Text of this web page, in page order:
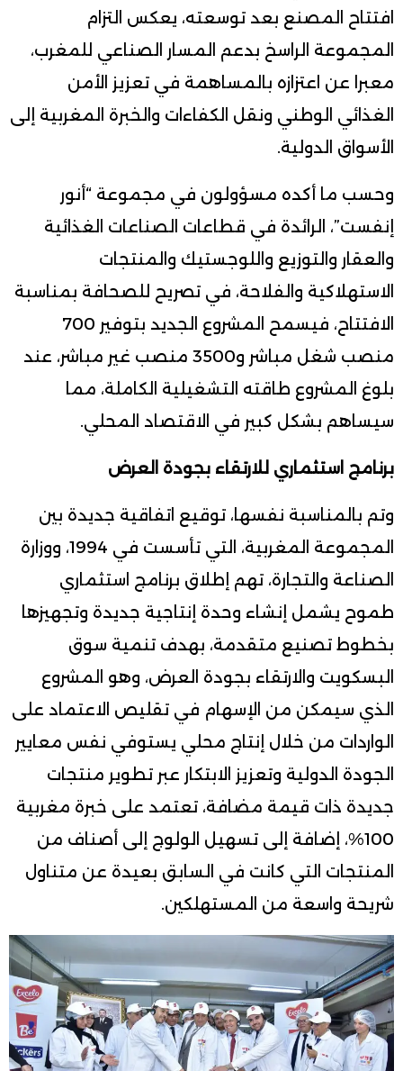
افتتاح المصنع بعد توسعته، يعكس التزام
المجموعة الراسخ بدعم المسار الصناعي للمغرب،
معبرا عن اعتزازه بالمساهمة في تعزيز الأمن
الغذائي الوطني ونقل الكفاءات والخبرة المغربية إلى
الأسواق الدولية.
وحسب ما أكده مسؤولون في مجموعة “أنور
إنفست”، الرائدة في قطاعات الصناعات الغذائية
والعقار والتوزيع واللوجستيك والمنتجات
الاستهلاكية والفلاحة، في تصريح للصحافة بمناسبة
الافتتاح، فيسمح المشروع الجديد بتوفير 700
منصب شغل مباشر و3500 منصب غير مباشر، عند
بلوغ المشروع طاقته التشغيلية الكاملة، مما
سيساهم بشكل كبير في الاقتصاد المحلي.
برنامج استثماري للارتقاء بجودة العرض
وتم بالمناسبة نفسها، توقيع اتفاقية جديدة بين
المجموعة المغربية، التي تأسست في 1994، ووزارة
الصناعة والتجارة، تهم إطلاق برنامج استثماري
طموح يشمل إنشاء وحدة إنتاجية جديدة وتجهيزها
بخطوط تصنيع متقدمة، بهدف تنمية سوق
البسكويت والارتقاء بجودة العرض، وهو المشروع
الذي سيمكن من الإسهام في تقليص الاعتماد على
الواردات من خلال إنتاج محلي يستوفي نفس معايير
الجودة الدولية وتعزيز الابتكار عبر تطوير منتجات
جديدة ذات قيمة مضافة، تعتمد على خبرة مغربية
100%، إضافة إلى تسهيل الولوج إلى أصناف من
المنتجات التي كانت في السابق بعيدة عن متناول
شريحة واسعة من المستهلكين.